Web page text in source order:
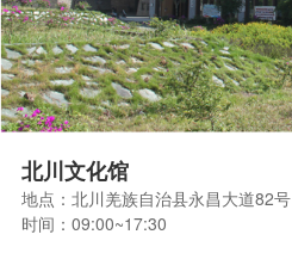
北川文化馆
地点：北川羌族自治县永昌大道82号
时间：09:00~17:30